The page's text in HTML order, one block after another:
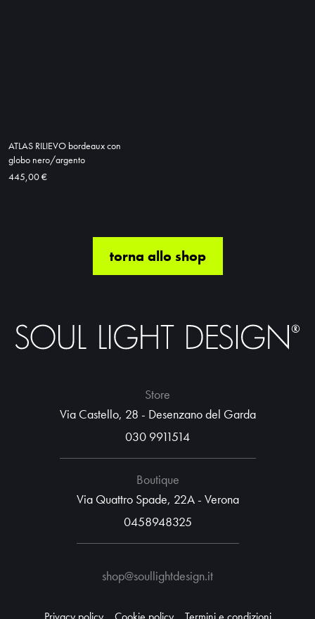
ATLAS RILIEVO bordeaux con
globo nero/argento
445,00 €
torna allo shop
Store
Via Castello, 28 - Desenzano del Garda
030 9911514
Boutique
Via Quattro Spade, 22A - Verona
0458948325
shop@soullightdesign.it